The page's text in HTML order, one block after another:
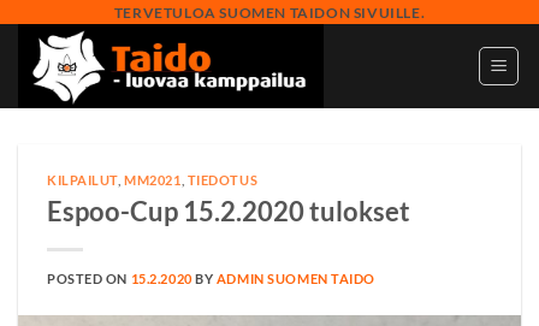
content
TERVETULOA SUOMEN TAIDON SIVUILLE.
KILPAILUT ,MM2021 TIEDOTUS
Espoo-Cup 15.2.2020 tulokset
POSTED ON 15.2.2020 BY ADMIN SUOMEN TAIDO